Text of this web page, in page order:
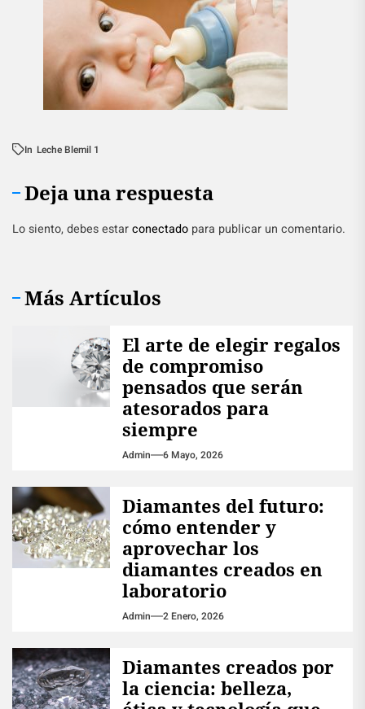
In Leche Blemil 1
Deja una respuesta
Lo siento, debes estarconectado para publicar un comentario.
Más Artículos
El arte de elegir regalos
de compromiso
pensados que serán
atesorados para
siempre
Admin 6 Mayo, 2026
Diamantes del futuro:
cómo entender y
aprovechar los
diamantes creados en
laboratorio
Admin 2 Enero, 2026
Diamantes creados por
la ciencia: belleza,